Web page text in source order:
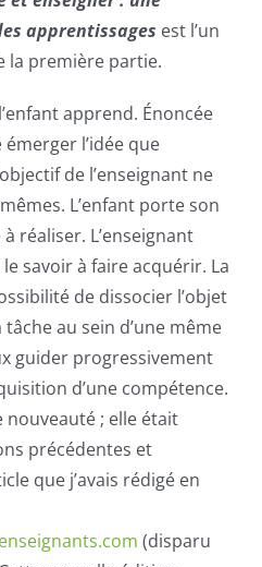
apprentissages est l’un
la première partie.
apprend. Énoncée
l’idée que
de l’enseignant ne
L’enfant porte son
réaliser. L’enseignant
savoir à faire acquérir. La
de dissocier l’objet
au sein d’une même
guider progressivement
d’une compétence.
nouveauté ; elle était
précédentes et
que j’avais rédigé en
(disparu